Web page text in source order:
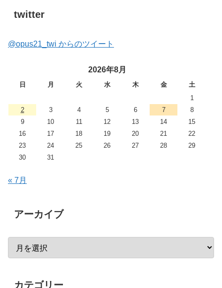
twitter
@opus21_twi からのツイート
2026年8月
日 月 火 水 木 金
土
1
2
3 4 5 6 7
8
9
10 11 12 13 14
15
16
17 18 19 20 21
22
23
24 25 26 27 28
29
30
31
« 7月
アーカイブ
カテゴリー